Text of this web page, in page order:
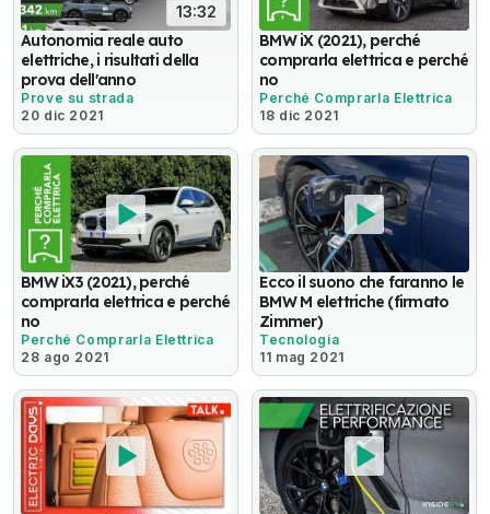
13:32
Autonomia reale auto
elettriche, i risultati della
prova dell'anno
Prove su strada
20 dic 2021
BMW iX (2021), perché
comprarla elettrica e perché
no
Perché Comprarla Elettrica
18 dic 2021
BMW iX3 (2021), perché
comprarla elettrica e perché
no
Perché Comprarla Elettrica
28 ago 2021
Ecco il suono che faranno le
BMW M elettriche (firmato
Zimmer)
Tecnologia
11 mag 2021